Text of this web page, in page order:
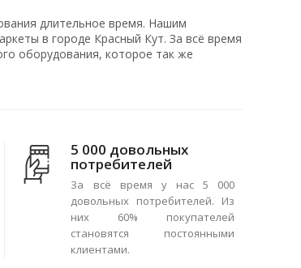
длительное время. Нашим
в городе Красный Кут. За всё время
оборудования, которое так же
5 000 довольных
потребителей
За всё время у нас 5 000
довольных потребителей. Из
них 60% покупателей
становятся постоянными
клиентами.